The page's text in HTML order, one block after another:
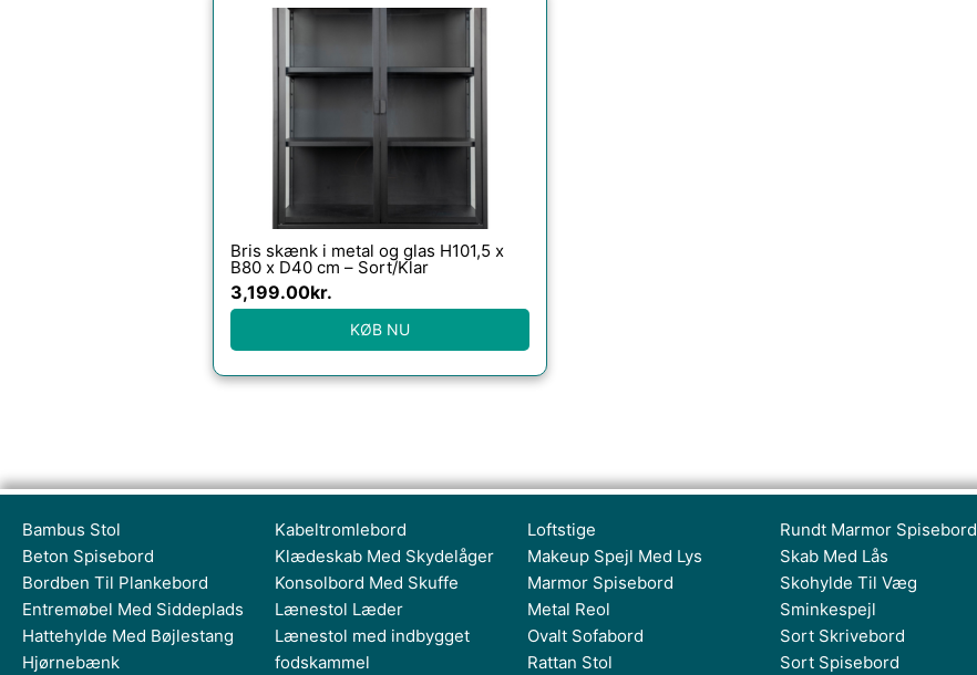
Bris skænk i metal og glas H101,5 x
B80 x D40 cm – Sort/Klar
3,199.00kr.
KØB NU
Bambus Stol
Beton Spisebord
Bordben Til Plankebord
Entremøbel Med Siddeplads
Hattehylde Med Bøjlestang
Hjørnebænk
Kabeltromlebord
Klædeskab Med Skydelåger
Konsolbord Med Skuffe
Lænestol Læder
Lænestol med indbygget
fodskammel
Loftstige
Makeup Spejl Med Lys
Marmor Spisebord
Metal Reol
Ovalt Sofabord
Rattan Stol
Rundt Marmor Spisebord
Skab Med Lås
Skohylde Til Væg
Sminkespejl
Sort Skrivebord
Sort Spisebord